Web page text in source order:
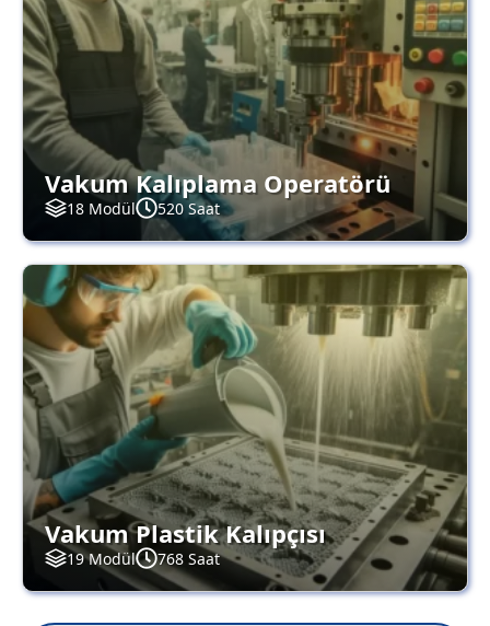
Vakum Kalıplama Operatörü
18 Modül 520 Saat
Vakum Plastik Kalıpçısı
19 Modül 768 Saat